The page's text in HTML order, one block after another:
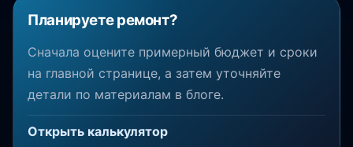
Планируете ремонт?
Сначала оцените примерный бюджет и сроки
на главной странице, а затем уточняйте
детали по материалам в блоге.
Открыть калькулятор